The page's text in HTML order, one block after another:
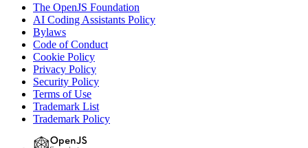
The OpenJS Foundation
AI Coding Assistants Policy
Bylaws
Code of Conduct
Cookie Policy
Privacy Policy
Security Policy
Terms of Use
Trademark List
Trademark Policy